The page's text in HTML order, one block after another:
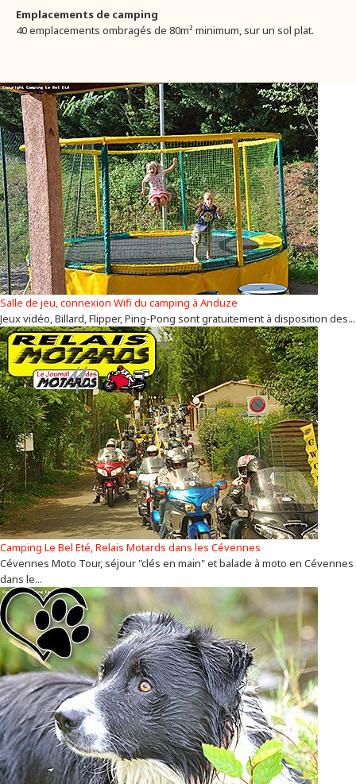
Emplacements de camping
40 emplacements ombragés de 80m² minimum, sur un sol plat.
Salle de jeu, connexion Wifi du camping à Anduze
Jeux vidéo, Billard, Flipper, Ping-Pong sont gratuitement à disposition des...
Camping Le Bel Eté, Relais Motards dans les Cévennes
Cévennes Moto Tour, séjour "clés en main" et balade à moto en Cévennes
dans le...